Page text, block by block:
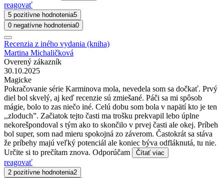
reagovať
5 pozitívne hodnotenia5
0 negatívne hodnotenia0
Recenzia z iného vydania (kniha)
Martina Michaličková
Overený zákazník
30.10.2025
Magicke
Pokračovanie série Karminova mola, nevedela som sa dočkať. Prvý
diel bol skvelý, aj keď recenzie sú zmiešané. Páči sa mi spôsob
mágie, bolo to zas niečo iné. Celú dobu som bola v napätí kto je ten
,,zloduch”. Začiatok tejto časti ma trošku prekvapil lebo úplne
nekorešpondoval s tým ako to skončilo v prvej časti ale okej. Príbeh
bol super, som nad mieru spokojná zo záverom. Častokrát sa stáva
že príbehy majú veľký potenciál ale koniec býva odfláknutá, tu nie.
Určite si to prečítam znova. Odporúčam
Čítať viac
reagovať
2 pozitívne hodnotenia2